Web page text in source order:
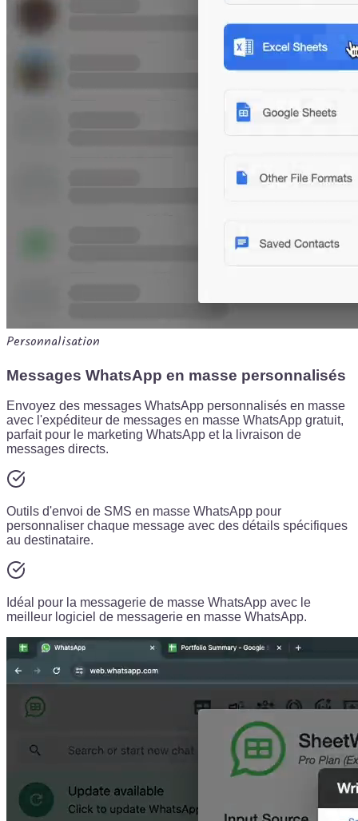
Personnalisation
Messages WhatsApp en masse personnalisés
Envoyez des messages WhatsApp personnalisés en masse
avec l'expéditeur de messages en masse WhatsApp gratuit,
parfait pour le marketing WhatsApp et la livraison de
messages directs.
Outils d'envoi de SMS en masse WhatsApp pour
personnaliser chaque message avec des détails spécifiques
au destinataire.
Idéal pour la messagerie de masse WhatsApp avec le
meilleur logiciel de messagerie en masse WhatsApp.